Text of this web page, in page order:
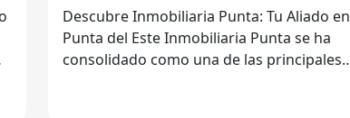
Descubre Inmobiliaria Punta: Tu Aliado en
Punta del Este Inmobiliaria Punta se ha
consolidado como una de las principales